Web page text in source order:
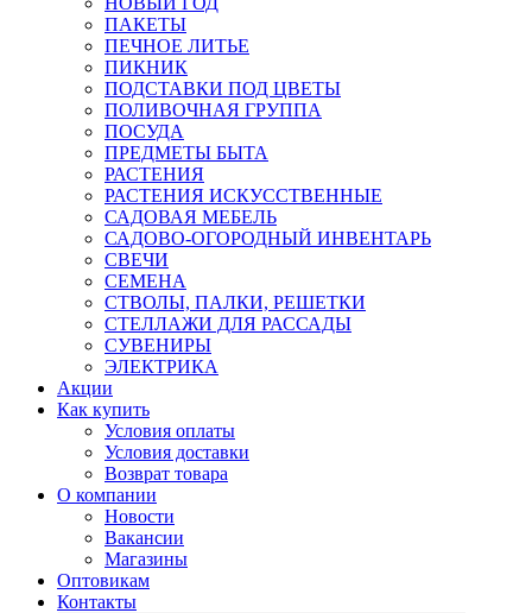
ПАКЕТЫ
ПЕЧНОЕ ЛИТЬЕ
ПИКНИК
ПОДСТАВКИ ПОД ЦВЕТЫ
ПОЛИВОЧНАЯ ГРУППА
ПОСУДА
ПРЕДМЕТЫ БЫТА
РАСТЕНИЯ
РАСТЕНИЯ ИСКУССТВЕННЫЕ
САДОВАЯ МЕБЕЛЬ
САДОВО-ОГОРОДНЫЙ ИНВЕНТАРЬ
СВЕЧИ
СЕМЕНА
СТВОЛЫ, ПАЛКИ, РЕШЕТКИ
СТЕЛЛАЖИ ДЛЯ РАССАДЫ
СУВЕНИРЫ
ЭЛЕКТРИКА
Акции
Как купить
Условия оплаты
Условия доставки
Возврат товара
О компании
Новости
Вакансии
Магазины
Оптовикам
Контакты